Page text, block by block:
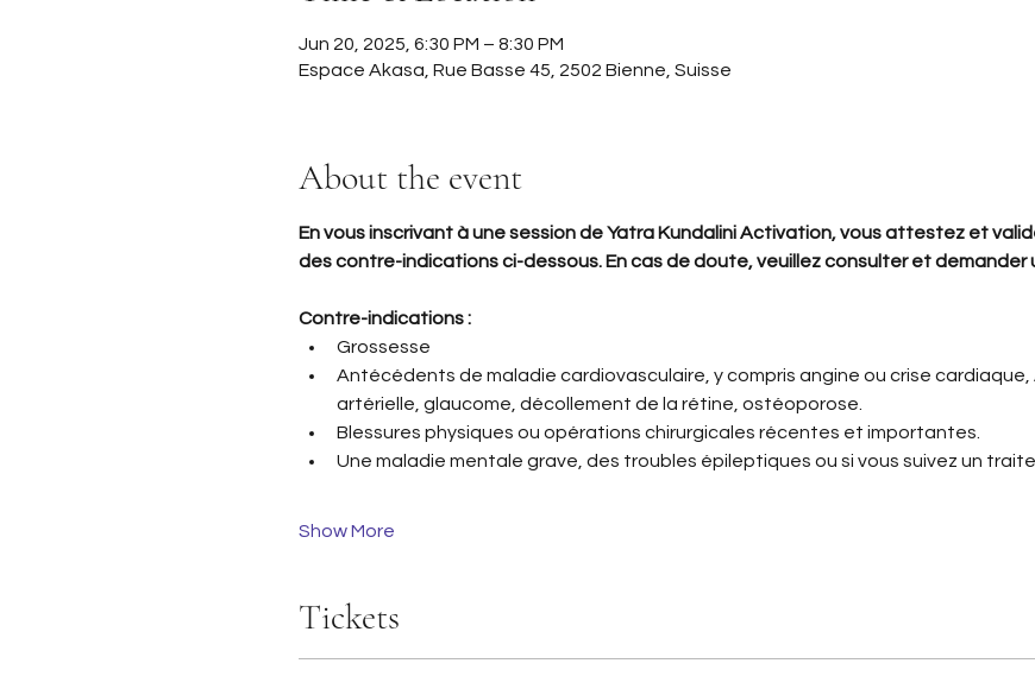
Jun 20, 2025, 6:30 PM – 8:30 PM
Espace Akasa, Rue Basse 45, 2502 Bienne, Suisse
About the event
En vous inscrivant à une session de Yatra Kundalini Activation, vous attestez et
des contre-indications ci-dessous. En cas de doute, veuillez consulter et demander
Contre-indications :
Grossesse
Antécédents de maladie cardiovasculaire, y compris angine ou crise
artérielle, glaucome, décollement de la rétine, ostéoporose.
Blessures physiques ou opérations chirurgicales récentes et importantes.
Une maladie mentale grave, des troubles épileptiques ou si vous suivez un
Show More
Tickets